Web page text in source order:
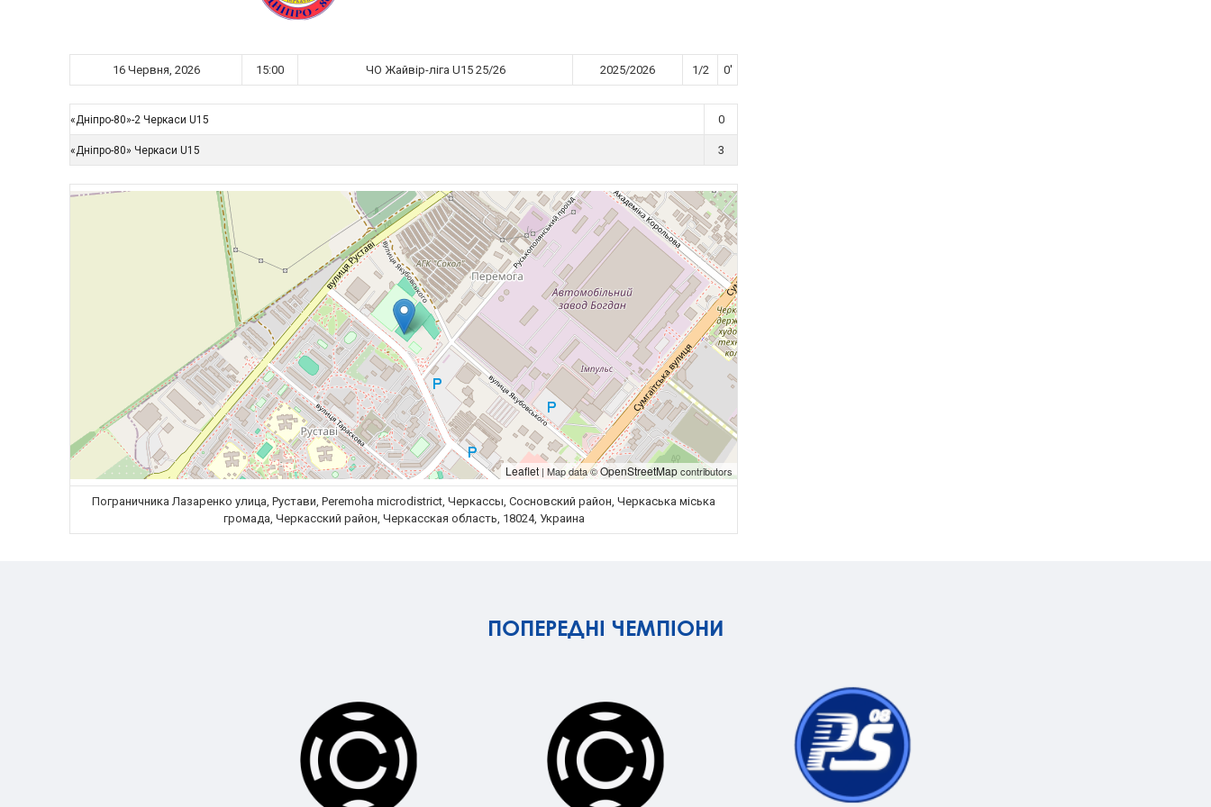
16 Червня, 2026 15:00 ЧО Жайвір-ліга U15 25/26 2025/2026 1/2 0'
«Дніпро-80»-2 Черкаси U15 0
«Дніпро-80» Черкаси U15 3
Leaflet | Map data ©OpenStreetMapcontributors
Пограничника Лазаренко улица, Рустави, Peremoha microdistrict, Черкассы, Сосновский район, Черкаська міська
громада, Черкасский район, Черкасская область, 18024, Украина
ПОПЕРЕДНІ ЧЕМПІОНИ